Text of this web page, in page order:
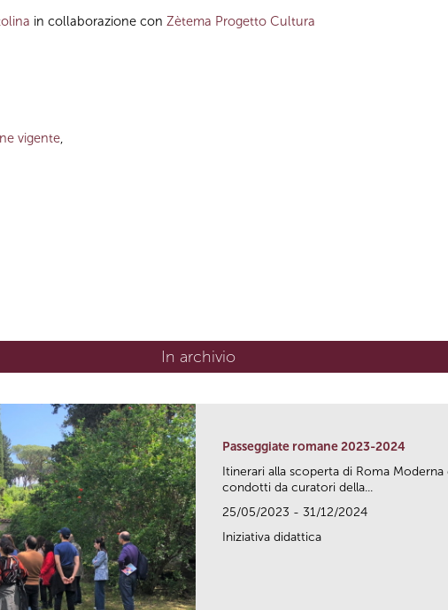
in collaborazione con Zètema Progetto Cultura
vigente,
In archivio
Passeggiate romane 2023-2024
Itinerari alla scoperta di Roma
condotti da curatori della...
25/05/2023 - 31/12/2024
Iniziativa didattica